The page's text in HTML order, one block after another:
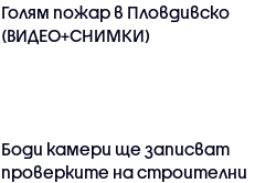
Голям пожар в Пловдивско
(ВИДЕО+СНИМКИ)
Боди камери ще записват
проверките на строителни